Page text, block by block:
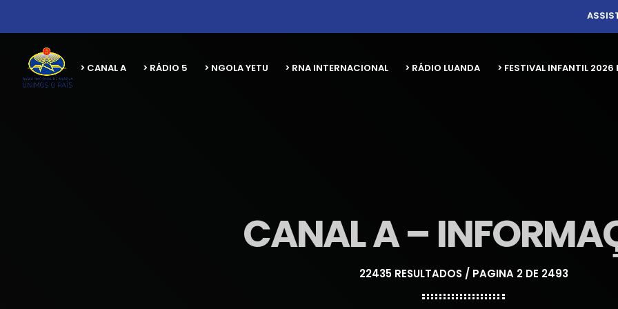
> CANAL A > RÁDIO 5 > NGOLA YETU > RNA INTERNACIONAL > RÁDIO LUANDA > FESTIVAL INFANTIL
CANAL A –
22435 RESULTADOS / PAGINA 2 DE 2493